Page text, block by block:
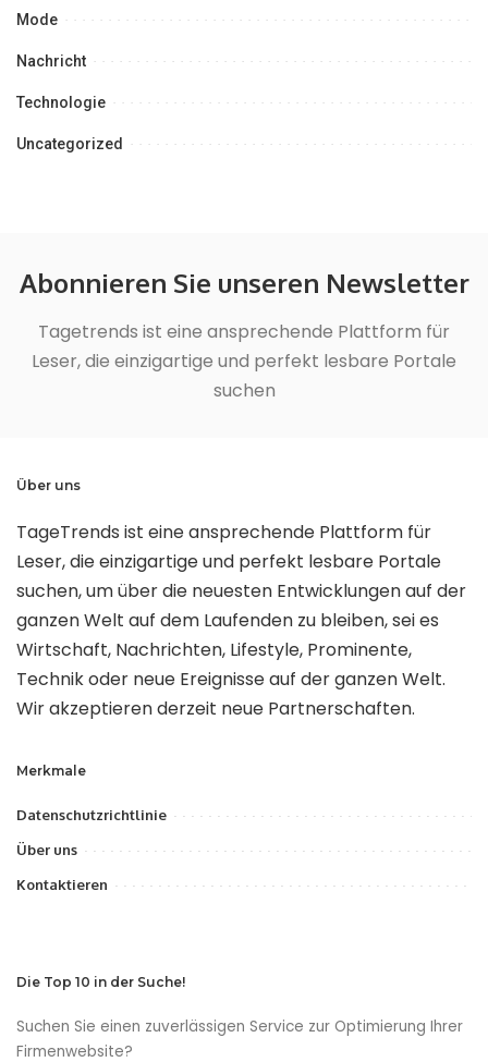
Mode
Nachricht
Technologie
Uncategorized
Abonnieren Sie unseren Newsletter
Tagetrends ist eine ansprechende Plattform für
Leser, die einzigartige und perfekt lesbare Portale
suchen
Über uns
TageTrends ist eine ansprechende Plattform für
Leser, die einzigartige und perfekt lesbare Portale
suchen, um über die neuesten Entwicklungen auf der
ganzen Welt auf dem Laufenden zu bleiben, sei es
Wirtschaft, Nachrichten, Lifestyle, Prominente,
Technik oder neue Ereignisse auf der ganzen Welt.
Wir akzeptieren derzeit neue Partnerschaften.
Merkmale
Datenschutzrichtlinie
Über uns
Kontaktieren
Die Top 10 in der Suche!
Suchen Sie einen zuverlässigen Service zur Optimierung Ihrer
Firmenwebsite?